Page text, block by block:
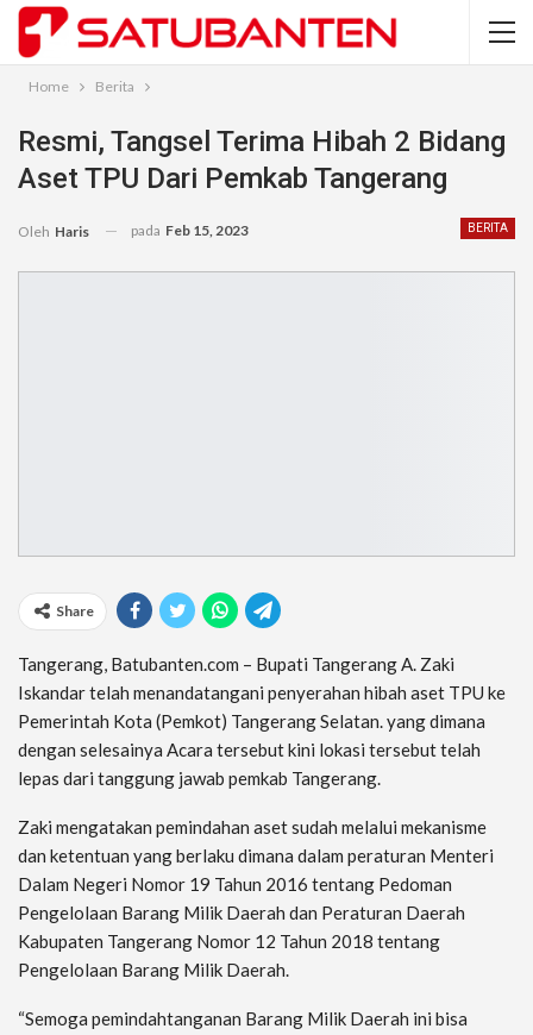
Home Berita
Resmi, Tangsel Terima Hibah 2 Bidang
Aset TPU Dari Pemkab Tangerang
BERITA
Oleh Haris pada Feb 15, 2023
Share
Tangerang, Batubanten.com – Bupati Tangerang A. Zaki
Iskandar telah menandatangani penyerahan hibah aset TPU ke
Pemerintah Kota (Pemkot) Tangerang Selatan. yang dimana
dengan selesainya Acara tersebut kini lokasi tersebut telah
lepas dari tanggung jawab pemkab Tangerang.
Zaki mengatakan pemindahan aset sudah melalui mekanisme
dan ketentuan yang berlaku dimana dalam peraturan Menteri
Dalam Negeri Nomor 19 Tahun 2016 tentang Pedoman
Pengelolaan Barang Milik Daerah dan Peraturan Daerah
Kabupaten Tangerang Nomor 12 Tahun 2018 tentang
Pengelolaan Barang Milik Daerah.
“Semoga pemindahtanganan Barang Milik Daerah ini bisa